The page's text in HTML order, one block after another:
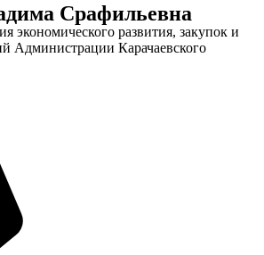
Срафильевна
экономического развития, закупок и
Администрации Карачаевского